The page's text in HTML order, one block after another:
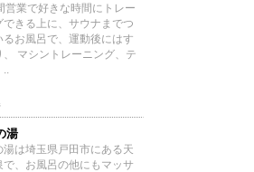
営業で好きな時間にトレー
できる上に、サウナまでつ
るお風呂で、運動後にはす
、 マシントレーニング、テ
..
湯
湯は埼玉県戸田市にある天
で、お風呂の他にもマッサ